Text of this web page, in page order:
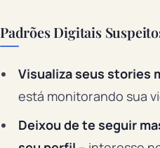
Padrões Digitais
Visualiza seus stories
está monitorando sua
Deixou de te seguir